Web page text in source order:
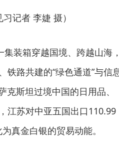
记者 李婕 摄）
装箱穿越国境、跨越山海，
路共建的“绿色通道”与信
斯坦过境中国的日用品、
江苏对中亚五国出口110.99
真金白银的贸易动能。